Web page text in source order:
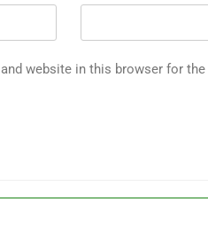
website in this browser for